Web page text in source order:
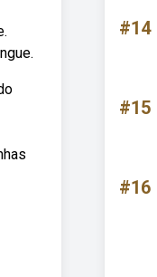
#14
#15
#16